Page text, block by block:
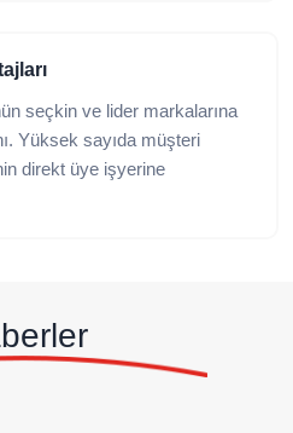
seçkin ve lider markalarına
Yüksek sayıda müşteri
direkt üye işyerine